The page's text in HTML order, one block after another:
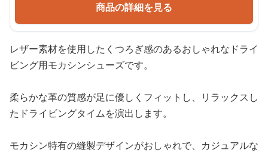
商品の詳細を見る
レザー素材を使用したくつろぎ感のあるおしゃれなドライ
ビング用モカシンシューズです。
柔らかな革の質感が足に優しくフィットし、リラックスし
たドライビングタイムを演出します。
モカシン特有の縫製デザインがおしゃれで、カジュアルな